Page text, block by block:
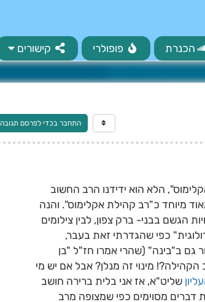
הכנרת פופולרי קישורים
התחבר בכדי לפרסם תגובה
הלא הוא ידידנו הרב החשוב
מיוחד כ"רב קהילת אקלימוס". והנה
הגשם בבני- ברק צפון, לבין צילומים
כפי שהגדרתי זאת בעבר,
גם ב"בינה" (שהרי אמרו חז"ל "בן
לא בגיל 40, אז לפחות בגיל 60). אבל רב הקהילה?! מינוי זה מנלן? אבל אם יש מי
שליט"א, אז אני בלית ברירה חושב
דברים מסוימים כפי שמצופה מרב